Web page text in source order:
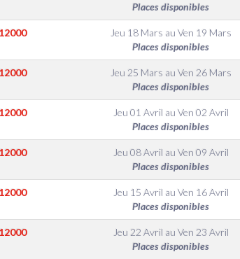
Places disponibles
12000 Jeu 18 Mars au Ven 19 Mars
Places disponibles
12000 Jeu 25 Mars au Ven 26 Mars
Places disponibles
12000 Jeu 01 Avril au Ven 02 Avril
Places disponibles
12000 Jeu 08 Avril au Ven 09 Avril
Places disponibles
12000 Jeu 15 Avril au Ven 16 Avril
Places disponibles
12000 Jeu 22 Avril au Ven 23 Avril
Places disponibles